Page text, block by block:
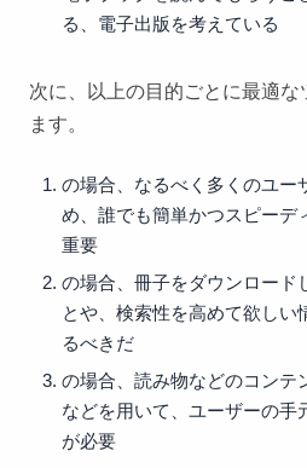
る、電子出版を考えている
次に、以上の目的ごとに最適
ます。
の場合、なるべく多くのユー
め、誰でも簡単かつスピーデ
重要
の場合、冊子をダウンロード
とや、検索性を高めて欲しい
るべきだ
の場合、読み物などのコンテ
などを用いて、ユーザーの手
が必要